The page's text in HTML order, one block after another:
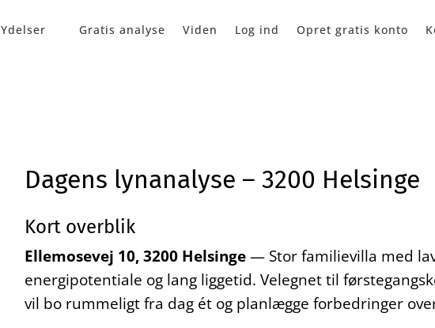
Ydelser Gratis analyse Viden Log ind Opret gratis konto
Dagens lynanalyse – 3200 Helsinge
Kort overblik
Ellemosevej 10, 3200 Helsinge— Stor familievilla med
energipotentiale og lang liggetid. Velegnet til
vil bo rummeligt fra dag ét og planlægge forbedringer